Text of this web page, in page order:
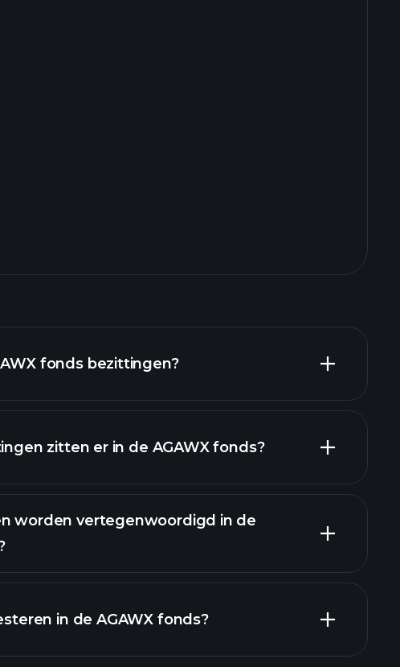
fonds bezittingen?
bezittingen
zitten er in de AGAWX fonds?
worden vertegenwoordigd in de
in de AGAWX fonds?